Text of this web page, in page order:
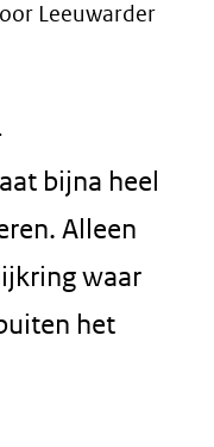
Leeuwarder
bijna heel
Alleen
waar
het